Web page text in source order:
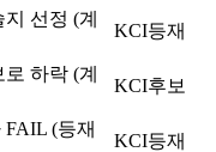
선정 (계
KCI등재
하락 (계
KCI후보
FAIL (등재
KCI등재